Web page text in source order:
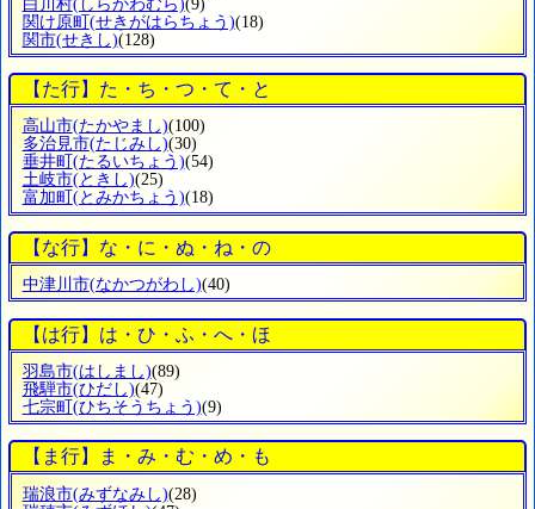
白川村(しらかわむら)(9)
関け原町(せきがはらちょう)(18)
関市(せきし)(128)
【た行】た・ち・つ・て・と
高山市(たかやまし)(100)
多治見市(たじみし)(30)
垂井町 (たるいちょう)(54)
土岐市(ときし)(25)
富加町 (とみかちょう)(18)
【な行】な・に・ぬ・ね・の
中津川市(なかつがわし)(40)
【は行】は・ひ・ふ・へ・ほ
羽島市(はしまし)(89)
飛騨市(ひだし)(47)
七宗町 (ひちそうちょう)(9)
【ま行】ま・み・む・め・も
瑞浪市(みずなみし)(28)